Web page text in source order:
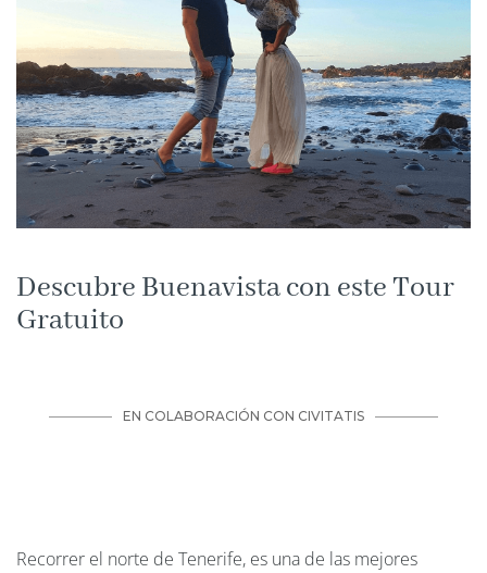
Descubre Buenavista con este Tour
Gratuito
Recorrer el norte de Tenerife, es una de las mejores